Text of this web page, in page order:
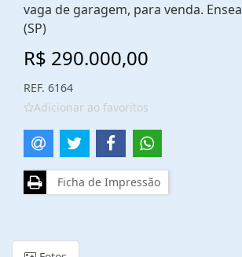
vaga de garagem, para venda.
(SP)
R$ 290.000,00
REF. 6164
Adicionar ao favoritos
Ficha de Impressão